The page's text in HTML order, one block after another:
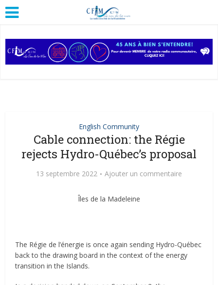
English Community
Cable connection: the Régie
rejects Hydro-Québec’s proposal
13 septembre 2022 Ajouter un commentaire
Îles de la Madeleine
The Régie de l’énergie is once again sending Hydro-Québec
back to the drawing board in the context of the energy
transition in the Islands.